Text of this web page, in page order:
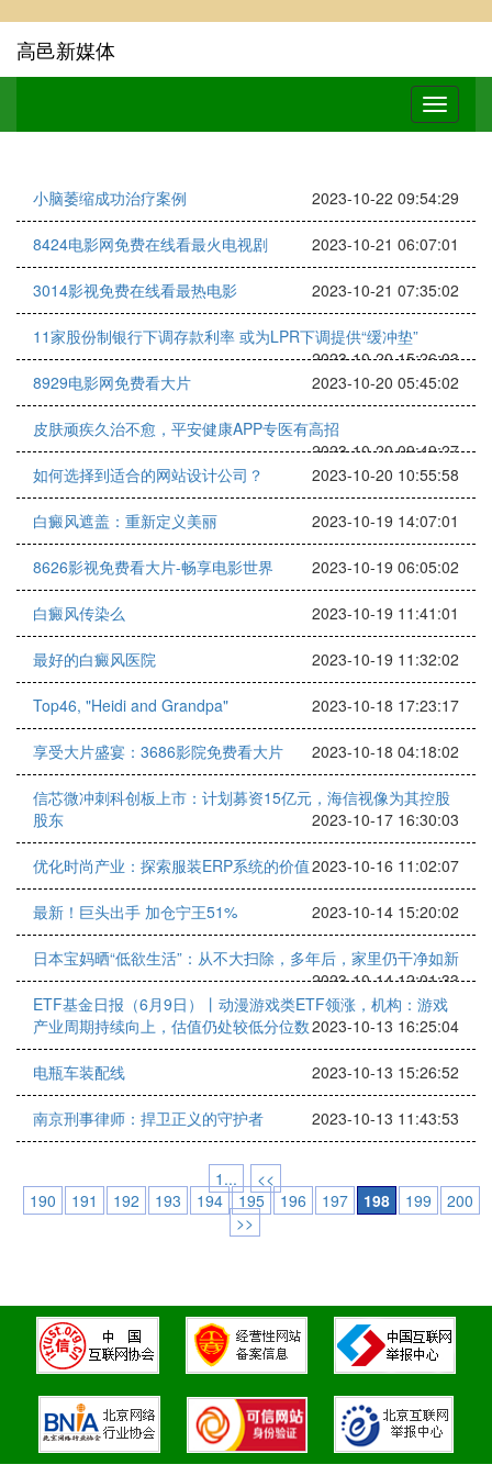
高邑新媒体
小脑萎缩成功治疗案例 2023-10-22 09:54:29
8424电影网免费在线看最火电视剧 2023-10-21 06:07:01
3014影视免费在线看最热电影 2023-10-21 07:35:02
11家股份制银行下调存款利率 或为LPR下调提供“缓冲垫”
2023-10-20 15:26:03
8929电影网免费看大片
2023-10-20 05:45:02
皮肤顽疾久治不愈，平安健康APP专医有高招
2023-10-20 09:49:27
如何选择到适合的网站设计公司？
2023-10-20 10:55:58
白癜风遮盖：重新定义美丽 2023-10-19 14:07:01
8626影视免费看大片-畅享电影世界 2023-10-19 06:05:02
白癜风传染么 2023-10-19 11:41:01
最好的白癜风医院 2023-10-19 11:32:02
Top46, "Heidi and Grandpa" 2023-10-18 17:23:17
享受大片盛宴：3686影院免费看大片 2023-10-18 04:18:02
信芯微冲刺科创板上市：计划募资15亿元，海信视像为其控股
股东
2023-10-17 16:30:03
优化时尚产业：探索服装ERP系统的价值2023-10-16 11:02:07
最新！巨头出手 加仓宁王51% 2023-10-14 15:20:02
日本宝妈晒“低欲生活”：从不大扫除，多年后，家里仍干净如新
2023-10-14 12:01:33
ETF基金日报（6月9日）丨动漫游戏类ETF领涨，机构：游戏
产业周期持续向上，估值仍处较低分位数2023-10-13 16:25:04
电瓶车装配线 2023-10-13 15:26:52
南京刑事律师：捍卫正义的守护者 2023-10-13 11:43:53
1...
<<
190
191 192 193 194 195 196 197 198 199
200
>>